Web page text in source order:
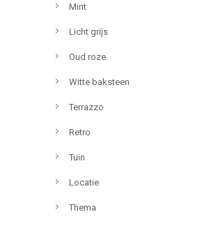
Mint
Licht grijs
Oud roze
Witte baksteen
Terrazzo
Retro
Tuin
Locatie
Thema